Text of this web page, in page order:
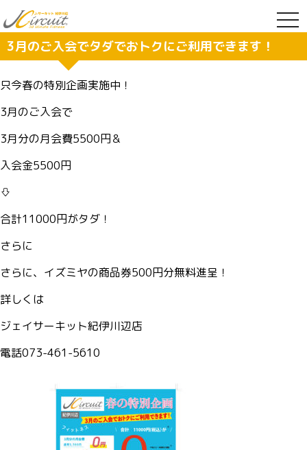
3月のご入会でタダでおトクにご利用できます！
只今春の特別企画実施中！
3月のご入会で
3月分の月会費5500円＆
入会金5500円
⇩
合計11000円がタダ！
さらに
さらに、イズミヤの商品券500円分無料進呈！
詳しくは
ジェイサーキット紀伊川辺店
電話073-461-5610